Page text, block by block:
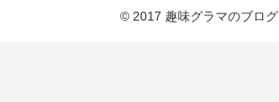
© 2017 趣味グラマのブログ.